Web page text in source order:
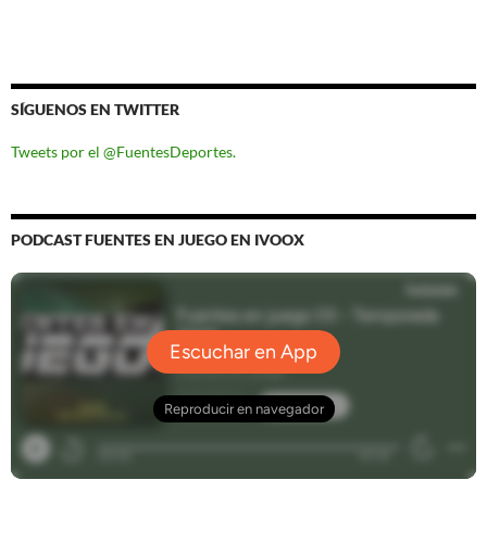
SÍGUENOS EN TWITTER
Tweets por el @FuentesDeportes.
PODCAST FUENTES EN JUEGO EN IVOOX